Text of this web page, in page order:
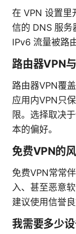
在 VPN 设置里
信的 DNS 服务
IPv6 流量被路
路由器VPN
路由器VPN覆
应用内VPN只
限。选择取决
本的偏好。
免费VPN的
免费VPN常常
入、甚至恶意
建议使用信誉
我需要多少设